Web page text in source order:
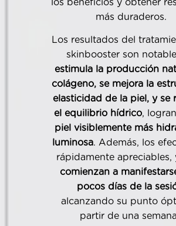
los beneficios y obtener
más duraderos.
Los resultados del
skinbooster son
estimula la producción
colágeno, se mejora la
elasticidad de la piel, y se
el equilibrio hídrico,
piel visiblemente más
luminosa. Además, los
rápidamente apreciables,
comienzan a
pocos días de la
alcanzando su punto
partir de una